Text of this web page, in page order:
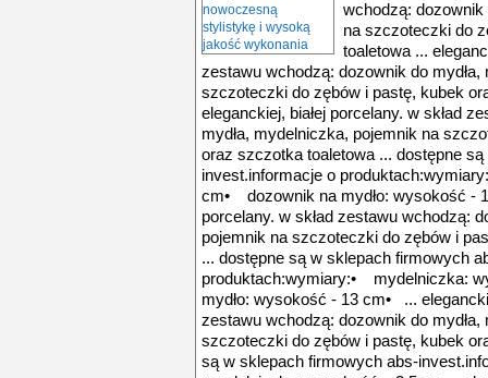
wchodzą: dozownik
na szczoteczki do
toaletowa ...
zestawu wchodzą: dozownik do
szczoteczki do zębów i pastę, kubek
eleganckiej, białej porcelany. w skład
mydła, mydelniczka, pojemnik na
oraz szczotka toaletowa ... dostępne
invest.informacje o
cm• dozownik na mydło: wysokość -
porcelany. w skład zestawu wchodzą:
pojemnik na szczoteczki do zębów i
... dostępne są w sklepach firmowych
produktach:wymiary:• mydelniczka:
mydło: wysokość - 13 cm• ...
zestawu wchodzą: dozownik do
szczoteczki do zębów i pastę, kubek
są w sklepach firmowych abs-